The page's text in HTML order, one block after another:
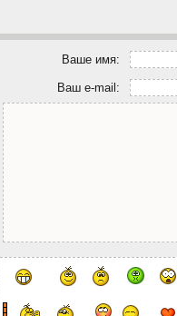
Ваше имя:
Ваш e-mail: